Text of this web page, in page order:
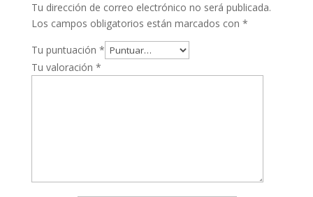
Tu dirección de correo electrónico no será publicada.
Los campos obligatorios están marcados con *
Tu puntuación *
Tu valoración *